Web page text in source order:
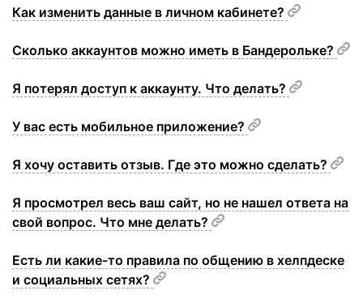
Как изменить данные в личном кабинете?
Сколько аккаунтов можно иметь в Бандерольке?
Я потерял доступ к аккаунту. Что делать?
У вас есть мобильное приложение?
Я хочу оставить отзыв. Где это можно сделать?
Я просмотрел весь ваш сайт, но не нашел ответа на
свой вопрос. Что мне делать?
Есть ли какие-то правила по общению в хелпдеске
и социальных сетях?